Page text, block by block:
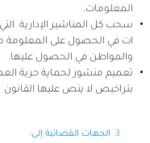
المعلومات.
سحب كل المناشير الإدارية
ات في الحصول على المعلومة
والمواطن في الحصول عليها.
تعميم منشور لحماية حرية
بتراخيص لا ينص عليها القانون
الجهات القضائية إلى: